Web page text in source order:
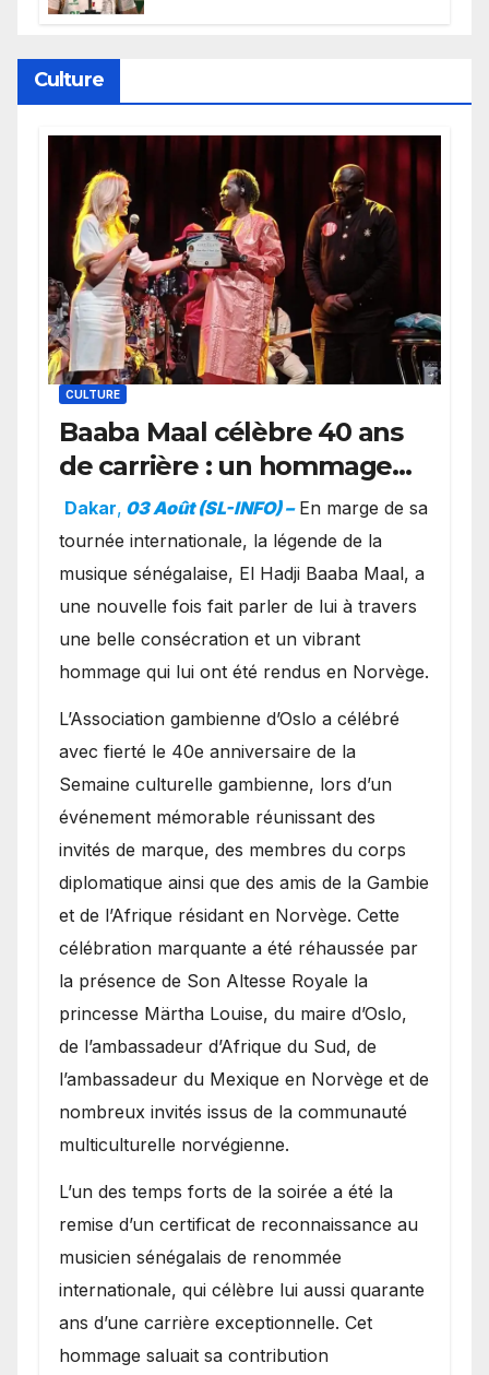
Culture
CULTURE
Baaba Maal célèbre 40 ans
de carrière : un hommage
exceptionnel à Oslo en
présence de la famille
royale.
Dakar, 03 Août (SL-INFO) – ​En marge de sa
tournée internationale, la légende de la
musique sénégalaise, El Hadji Baaba Maal, a
une nouvelle fois fait parler de lui à travers
une belle consécration et un vibrant
hommage qui lui ont été rendus en Norvège.
​L’Association gambienne d’Oslo a célébré
avec fierté le 40e anniversaire de la
Semaine culturelle gambienne, lors d’un
événement mémorable réunissant des
invités de marque, des membres du corps
diplomatique ainsi que des amis de la Gambie
et de l’Afrique résidant en Norvège. Cette
célébration marquante a été réhaussée par
la présence de Son Altesse Royale la
princesse Märtha Louise, du maire d’Oslo,
de l’ambassadeur d’Afrique du Sud, de
l’ambassadeur du Mexique en Norvège et de
nombreux invités issus de la communauté
multiculturelle norvégienne.
​L’un des temps forts de la soirée a été la
remise d’un certificat de reconnaissance au
musicien sénégalais de renommée
internationale, qui célèbre lui aussi quarante
ans d’une carrière exceptionnelle. Cet
hommage saluait sa contribution